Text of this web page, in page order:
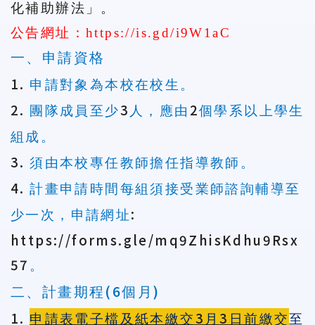
化補助辦法 」。
公告網址： https://is.gd/i9W1aC
一、申請資格
1. 申請對象為本校在校生。
2. 團隊成員至少3 人，應由 2個學系以上學生
組成。
3. 須由本校專任教師擔任指導教師。
4.計畫申請時間每組須接受業師諮詢輔導至
少一次，申請網址:
https://forms.gle/mq9ZhisKdhu9Rsx
57 。
二、計畫期程 (6個月 )
1. 申請表電子檔及紙本繳交 3 月 3 日前繳交至